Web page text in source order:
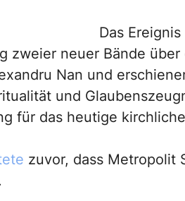
Das
zweier neuer Bände
Nan und
und
für das heutige
zuvor, dass Metropolit